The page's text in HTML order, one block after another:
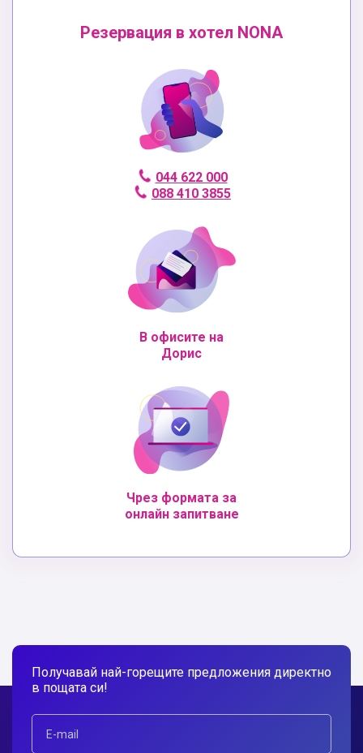
Резервация в хотел NONA
044 622 000
088 410 3855
В офисите на
Дорис
Чрез формата за
онлайн запитване
Получавай най-горещите предложения директно
в пощата си!